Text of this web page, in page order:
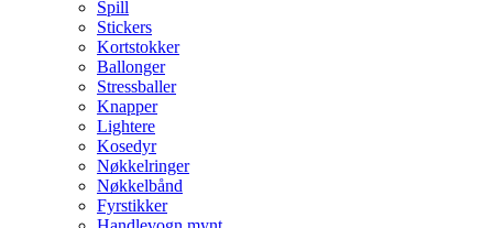
Spill
Stickers
Kortstokker
Ballonger
Stressballer
Knapper
Lightere
Kosedyr
Nøkkelringer
Nøkkelbånd
Fyrstikker